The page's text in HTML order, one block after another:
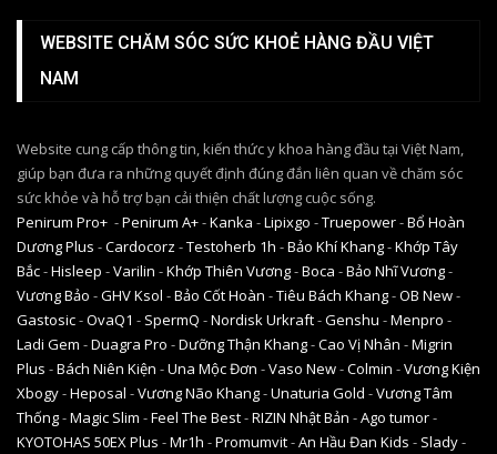
WEBSITE CHĂM SÓC SỨC KHOẺ HÀNG ĐẦU VIỆT
NAM
Website cung cấp thông tin, kiến thức y khoa hàng đầu tại Việt Nam,
giúp bạn đưa ra những quyết định đúng đắn liên quan về chăm sóc
sức khỏe và hỗ trợ bạn cải thiện chất lượng cuộc sống.
Penirum Pro+ -Penirum A+-Kanka -Lipixgo -Truepower-Bổ Hoàn
Dương Plus -Cardocorz -Testoherb 1h -Bảo Khí Khang-Khớp Tây
Bắc-Hisleep -Varilin -Khớp Thiên Vương-Boca -Bảo Nhĩ Vương-
Vương Bảo -GHV Ksol -Bảo Cốt Hoàn -Tiêu Bách Khang-OB New-
Gastosic-OvaQ1 - SpermQ -Nordisk Urkraft-Genshu -Menpro -
Ladi Gem -Duagra Pro -Dưỡng Thận Khang-Cao Vị Nhân -Migrin
Plus -Bách Niên Kiện -Una Mộc Đơn -Vaso New-Colmin -Vương Kiện
Xbogy-Heposal -Vương Não Khang-Unaturia Gold -Vương Tâm
Thống-Magic Slim -Feel The Best-RIZIN Nhật Bản -Ago tumor-
KYOTOHAS 50EX Plus -Mr1h -Promumvit-An Hầu Đan Kids - Slady-